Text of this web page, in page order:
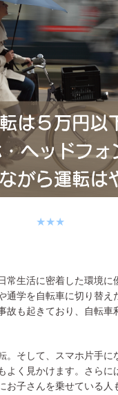
★★★
常生活に密着した環境
通学を自転車に切り替
故も起きており、自転
。そして、スマホ片手
よく見かけます。さら
お子さんを乗せている